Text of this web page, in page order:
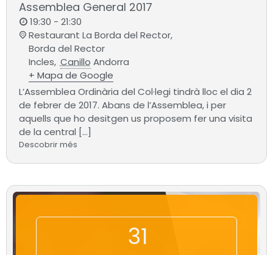
Assemblea General 2017
19:30 - 21:30
Restaurant La Borda del Rector,
Borda del Rector
Incles, Canillo Andorra
+ Mapa de Google
L’Assemblea Ordinària del Col·legi tindrà lloc el dia 2
de febrer de 2017. Abans de l’Assemblea, i per
aquells que ho desitgen us proposem fer una visita
de la central […]
Descobrir més
31